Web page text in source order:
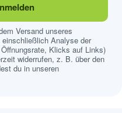
Versand unseres
Analyse der
Klicks auf Links)
widerrufen, z. B. über den
du in unseren